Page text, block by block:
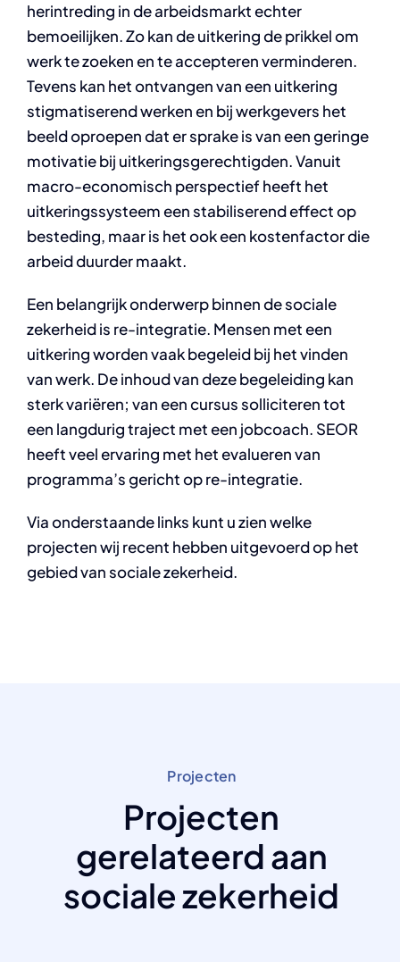
herintreding in de arbeidsmarkt echter
bemoeilijken. Zo kan de uitkering de prikkel om
werk te zoeken en te accepteren verminderen.
Tevens kan het ontvangen van een uitkering
stigmatiserend werken en bij werkgevers het
beeld oproepen dat er sprake is van een geringe
motivatie bij uitkeringsgerechtigden. Vanuit
macro-economisch perspectief heeft het
uitkeringssysteem een stabiliserend effect op
besteding, maar is het ook een kostenfactor die
arbeid duurder maakt.
Een belangrijk onderwerp binnen de sociale
zekerheid is re-integratie. Mensen met een
uitkering worden vaak begeleid bij het vinden
van werk. De inhoud van deze begeleiding kan
sterk variëren; van een cursus solliciteren tot
een langdurig traject met een jobcoach. SEOR
heeft veel ervaring met het evalueren van
programma’s gericht op re-integratie.
Via onderstaande links kunt u zien welke
projecten wij recent hebben uitgevoerd op het
gebied van sociale zekerheid.
Projecten
Projecten
gerelateerd aan
sociale zekerheid